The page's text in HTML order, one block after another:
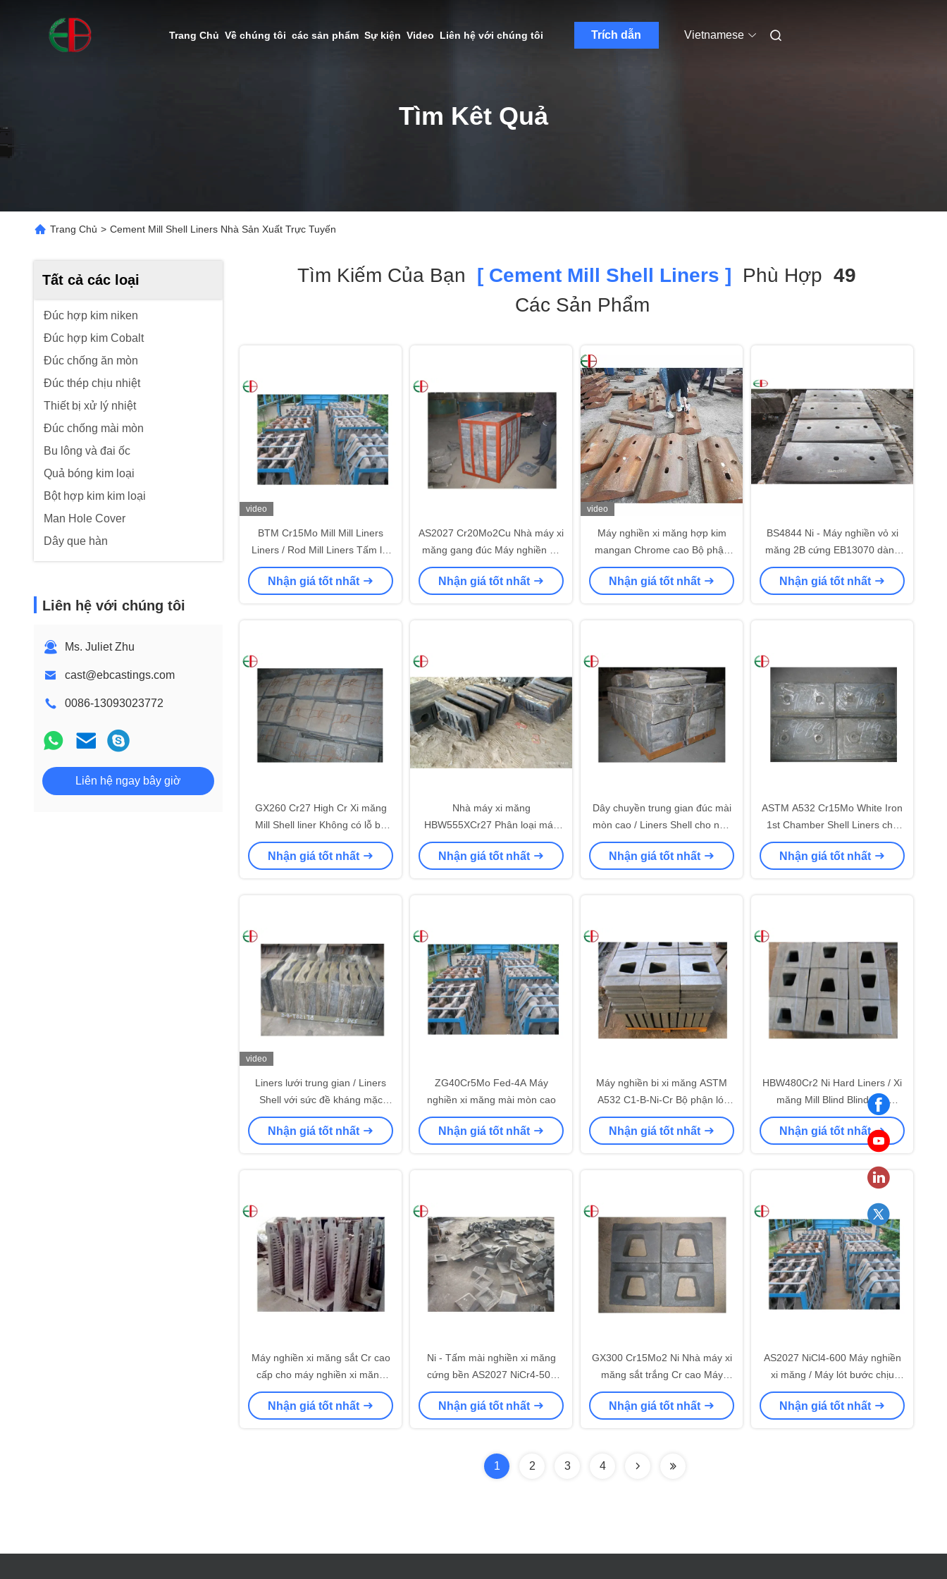
Trang Chủ Về chúng tôi các sản phẩm Sự kiện Video Liên hệ với chúng tôi Trích dẫn Vietnamese
Tìm Kêt Quả
Trang Chủ > Cement Mill Shell Liners Nhà Sản Xuất Trực Tuyến
Tất cả các loại
Đúc hợp kim niken
Đúc hợp kim Cobalt
Đúc chống ăn mòn
Đúc thép chịu nhiệt
Thiết bị xử lý nhiệt
Đúc chống mài mòn
Bu lông và đai ốc
Quả bóng kim loại
Bột hợp kim kim loại
Man Hole Cover
Dây que hàn
Liên hệ với chúng tôi
Ms. Juliet Zhu
cast@ebcastings.com
0086-13093023772
Liên hệ ngay bây giờ
Tìm Kiếm Của Bạn [ Cement Mill Shell Liners ] Phù Hợp 49
Các Sản Phẩm
video
BTM Cr15Mo Mill Mill Liners
Liners / Rod Mill Liners Tấm lót
mù
Nhận giá tốt nhất
AS2027 Cr20Mo2Cu Nhà máy xi
măng gang đúc Máy nghiền vỏ
cho máy nghiền Dia.5 x 15,5m
hơn HRC56 EB5029
Nhận giá tốt nhất
video
Máy nghiền xi măng hợp kim
mangan Chrome cao Bộ phận
mài mòn tấm
Nhận giá tốt nhất
BS4844 Ni - Máy nghiền vỏ xi
măng 2B cứng EB13070 dành
cho công nghiệp
Nhận giá tốt nhất
GX260 Cr27 High Cr Xi măng
Mill Shell liner Không có lỗ bu
lông cho C ement Mill Dia 3,8 x
13m EB5035
Nhận giá tốt nhất
Nhà máy xi măng
HBW555XCr27 Phân loại máy
nghiền cát Quá trình đúc cát
sau khi nổ mìn EB5039
Nhận giá tốt nhất
Dây chuyền trung gian đúc mài
mòn cao / Liners Shell cho nhà
máy xi măng
Nhận giá tốt nhất
ASTM A532 Cr15Mo White Iron
1st Chamber Shell Liners cho
Nhà máy Xi măng Dia.5 x 15m
EB5026
Nhận giá tốt nhất
video
Liners lưới trung gian / Liners
Shell với sức đề kháng mặc
tuyệt vời
Nhận giá tốt nhất
ZG40Cr5Mo Fed-4A Máy
nghiền xi măng mài mòn cao
Nhận giá tốt nhất
Máy nghiền bi xi măng ASTM
A532 C1-B-Ni-Cr Bộ phận lót
hợp kim NiCr cao EB5065
Nhận giá tốt nhất
HBW480Cr2 Ni Hard Liners / Xi
măng Mill Blind Blind tấm
EB5069 Kháng được
Nhận giá tốt nhất
Máy nghiền xi măng sắt Cr cao
cấp cho máy nghiền xi măng
Dia.3.5 x 13m Độ cứng HRC50
EB5023
Nhận giá tốt nhất
Ni - Tấm mài nghiền xi măng
cứng bền AS2027 NiCr4-500
EB5061
Nhận giá tốt nhất
GX300 Cr15Mo2 Ni Nhà máy xi
măng sắt trắng Cr cao Máy
nghiền rãnh trước khi xử lý nhiệt
EB5033
Nhận giá tốt nhất
AS2027 NiCl4-600 Máy nghiền
xi măng / Máy lót bước chịu
nhiệt độ cao
Nhận giá tốt nhất
1 2 3 4